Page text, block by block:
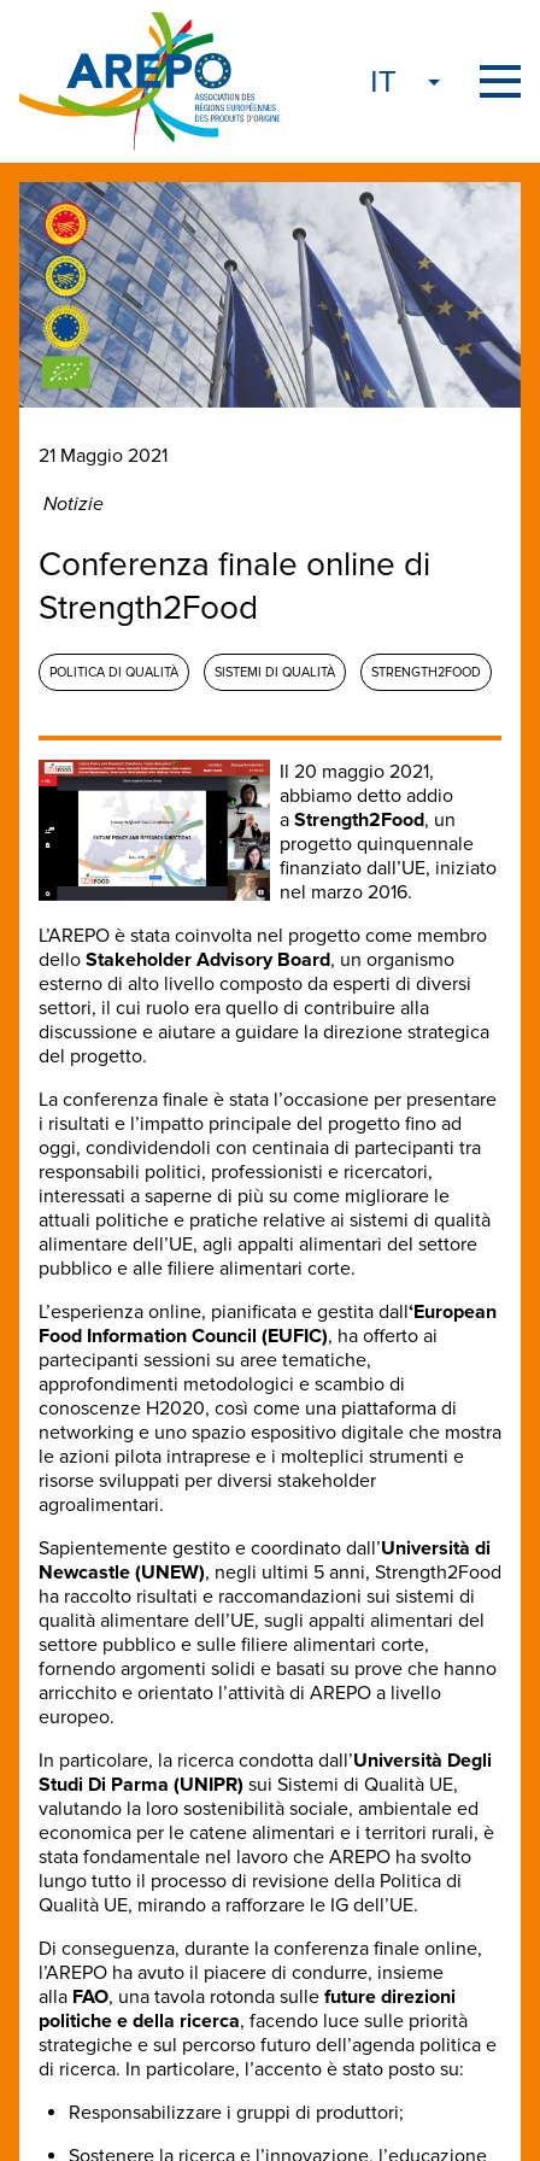
21 Maggio 2021
Notizie
Conferenza finale online di
Strength2Food
POLITICA DI QUALITÀ SISTEMI DI QUALITÀ STRENGTH2FOOD
Il 20 maggio 2021,
abbiamo detto addio
a Strength2Food, un
progetto quinquennale
finanziato dall’UE, iniziato
nel marzo 2016.
L’AREPO è stata coinvolta nel progetto come membro
dello Stakeholder Advisory Board, un organismo
esterno di alto livello composto da esperti di diversi
settori, il cui ruolo era quello di contribuire alla
discussione e aiutare a guidare la direzione strategica
del progetto.
La conferenza finale è stata l’occasione per presentare
i risultati e l’impatto principale del progetto fino ad
oggi, condividendoli con centinaia di partecipanti tra
responsabili politici, professionisti e ricercatori,
interessati a saperne di più su come migliorare le
attuali politiche e pratiche relative ai sistemi di qualità
alimentare dell’UE, agli appalti alimentari del settore
pubblico e alle filiere alimentari corte.
L’esperienza online, pianificata e gestita dall‘European
Food Information Council (EUFIC), ha offerto ai
partecipanti sessioni su aree tematiche,
approfondimenti metodologici e scambio di
conoscenze H2020, così come una piattaforma di
networking e uno spazio espositivo digitale che mostra
le azioni pilota intraprese e i molteplici strumenti e
risorse sviluppati per diversi stakeholder
agroalimentari.
Sapientemente gestito e coordinato dall’Università di
Newcastle (UNEW), negli ultimi 5 anni, Strength2Food
ha raccolto risultati e raccomandazioni sui sistemi di
qualità alimentare dell’UE, sugli appalti alimentari del
settore pubblico e sulle filiere alimentari corte,
fornendo argomenti solidi e basati su prove che hanno
arricchito e orientato l’attività di AREPO a livello
europeo.
In particolare, la ricerca condotta dall’Università Degli
Studi Di Parma (UNIPR) sui Sistemi di Qualità UE,
valutando la loro sostenibilità sociale, ambientale ed
economica per le catene alimentari e i territori rurali, è
stata fondamentale nel lavoro che AREPO ha svolto
lungo tutto il processo di revisione della Politica di
Qualità UE, mirando a rafforzare le IG dell’UE.
Di conseguenza, durante la conferenza finale online,
l’AREPO ha avuto il piacere di condurre, insieme
alla FAO, una tavola rotonda sulle future direzioni
politiche e della ricerca, facendo luce sulle priorità
strategiche e sul percorso futuro dell’agenda politica e
di ricerca. In particolare, l’accento è stato posto su:
Responsabilizzare i gruppi di produttori;
Sostenere la ricerca e l’innovazione, l’educazione